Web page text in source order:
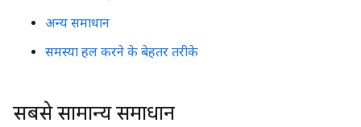
अन्य समाधान
समस्या हल करने के बेहतर तरीके
सबसे सामान्य समाधान